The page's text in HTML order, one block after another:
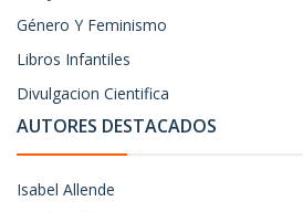
Género Y Feminismo
Libros Infantiles
Divulgacion Cientifica
AUTORES DESTACADOS
Isabel Allende